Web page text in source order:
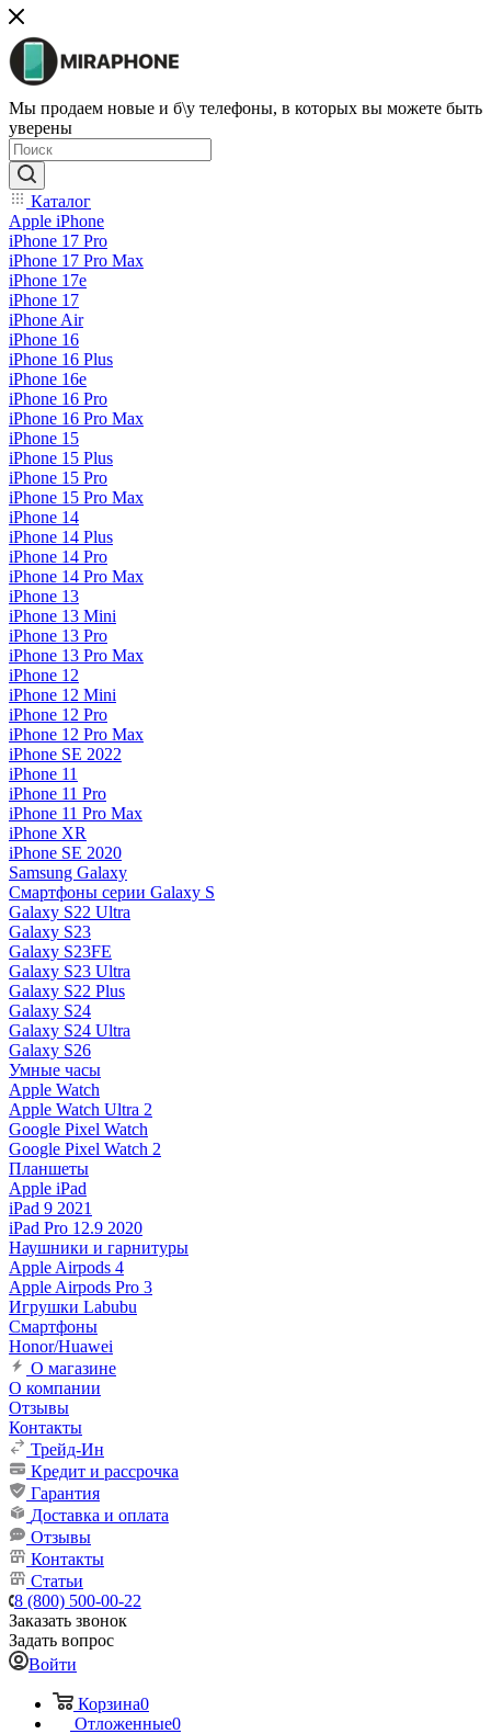
Мы продаем новые и б\у телефоны, в которых вы можете быть
уверены
Каталог
Apple iPhone
iPhone 17 Pro
iPhone 17 Pro Max
iPhone 17e
iPhone 17
iPhone Air
iPhone 16
iPhone 16 Plus
iPhone 16e
iPhone 16 Pro
iPhone 16 Pro Max
iPhone 15
iPhone 15 Plus
iPhone 15 Pro
iPhone 15 Pro Max
iPhone 14
iPhone 14 Plus
iPhone 14 Pro
iPhone 14 Pro Max
iPhone 13
iPhone 13 Mini
iPhone 13 Pro
iPhone 13 Pro Max
iPhone 12
iPhone 12 Mini
iPhone 12 Pro
iPhone 12 Pro Max
iPhone SE 2022
iPhone 11
iPhone 11 Pro
iPhone 11 Pro Max
iPhone XR
iPhone SE 2020
Samsung Galaxy
Смартфоны серии Galaxy S
Galaxy S22 Ultra
Galaxy S23
Galaxy S23FE
Galaxy S23 Ultra
Galaxy S22 Plus
Galaxy S24
Galaxy S24 Ultra
Galaxy S26
Умные часы
Apple Watch
Apple Watch Ultra 2
Google Pixel Watch
Google Pixel Watch 2
Планшеты
Apple iPad
iPad 9 2021
iPad Pro 12.9 2020
Наушники и гарнитуры
Apple Airpods 4
Apple Airpods Pro 3
Игрушки Labubu
Смартфоны
Honor/Huawei
О магазине
О компании
Отзывы
Контакты
Трейд-Ин
Кредит и рассрочка
Гарантия
Доставка и оплата
Отзывы
Контакты
Статьи
8 (800) 500-00-22
Заказать звонок
Задать вопрос
Войти
Корзина0
Отложенные0